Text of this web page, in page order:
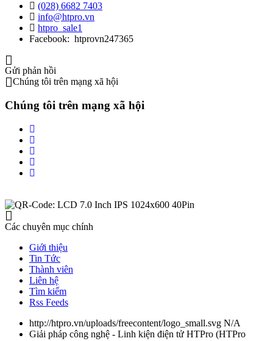
(028) 6682 7403
info@htpro.vn
htpro_sale1
Facebook: htprovn247365
Gửi phản hồi
Chúng tôi trên mạng xã hội
Chúng tôi trên mạng xã hội
Các chuyên mục chính
Giới thiệu
Tin Tức
Thành viên
Liên hệ
Tìm kiếm
Rss Feeds
http://htpro.vn/uploads/freecontent/logo_small.svg N/A
Giải pháp công nghệ - Linh kiện điện tử HTPro (HTPro